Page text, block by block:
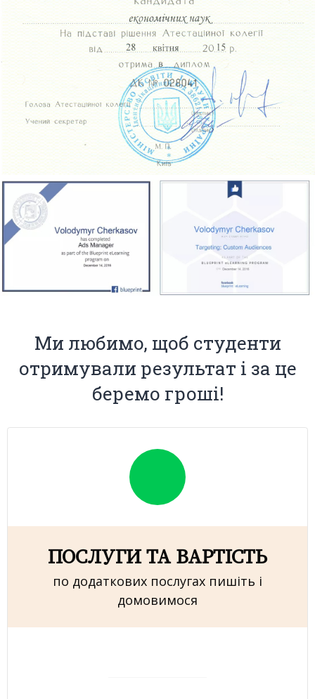
Ми любимо, щоб студенти
отримували результат і за це
беремо гроші!
ПОСЛУГИ ТА ВАРТІСТЬ
по додаткових послугах пишіть і
домовимося